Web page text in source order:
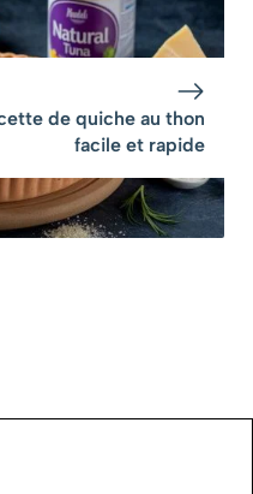
de quiche au thon
facile et rapide